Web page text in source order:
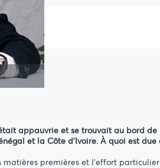
appauvrie et se trouvait au bord
et la Côte d'Ivoire. À quoi est due
premières et l'effort